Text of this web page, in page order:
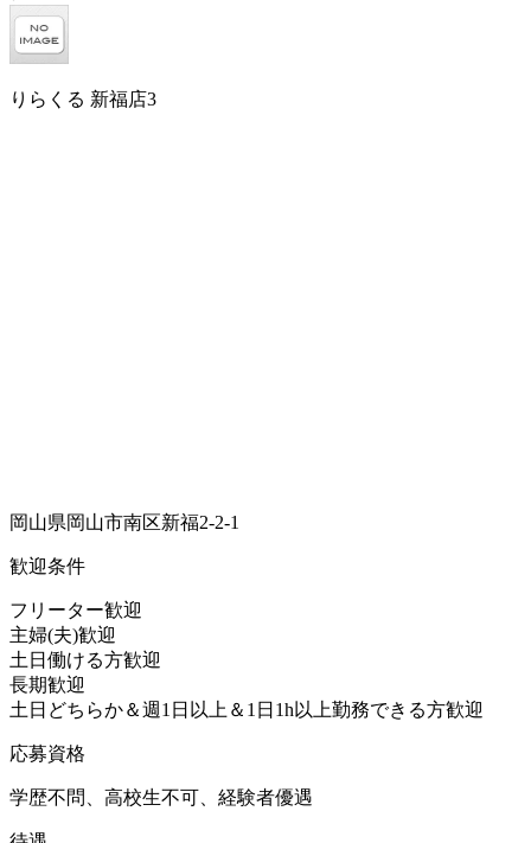
りらくる 新福店3
岡山県岡山市南区新福2-2-1
歓迎条件
フリーター歓迎
主婦(夫)歓迎
土日働ける方歓迎
長期歓迎
土日どちらか＆週1日以上＆1日1h以上勤務できる方歓迎
応募資格
学歴不問、高校生不可、経験者優遇